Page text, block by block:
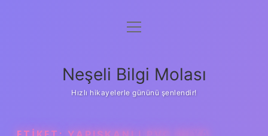
Anasayfa
Yasal Uyarı
menüyü
Neşeli Bilgi Molası
Hızlı hikayelerle gününü şenlendir!